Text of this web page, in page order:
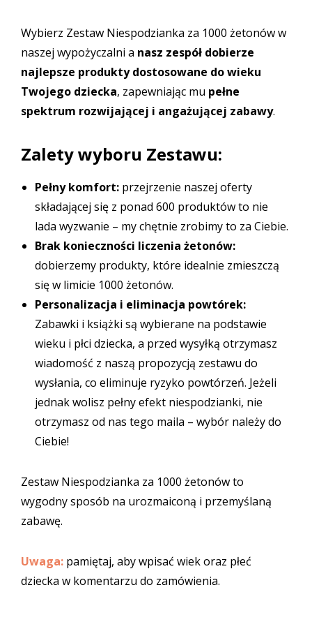
Wybierz Zestaw Niespodzianka za 1000 żetonów w
naszej wypożyczalni a nasz zespół dobierze
najlepsze produkty dostosowane do wieku
Twojego dziecka, zapewniając mu pełne
spektrum rozwijającej i angażującej zabawy.
Zalety wyboru Zestawu:
Pełny komfort: przejrzenie naszej oferty
składającej się z ponad 600 produktów to nie
lada wyzwanie – my chętnie zrobimy to za Ciebie.
Brak konieczności liczenia żetonów:
dobierzemy produkty, które idealnie zmieszczą
się w limicie 1000 żetonów.
Personalizacja i eliminacja powtórek:
Zabawki i książki są wybierane na podstawie
wieku i płci dziecka, a przed wysyłką otrzymasz
wiadomość z naszą propozycją zestawu do
wysłania, co eliminuje ryzyko powtórzeń. Jeżeli
jednak wolisz pełny efekt niespodzianki, nie
otrzymasz od nas tego maila – wybór należy do
Ciebie!
Zestaw Niespodzianka za 1000 żetonów to
wygodny sposób na urozmaiconą i przemyślaną
zabawę.
Uwaga: pamiętaj, aby wpisać wiek oraz płeć
dziecka w komentarzu do zamówienia.